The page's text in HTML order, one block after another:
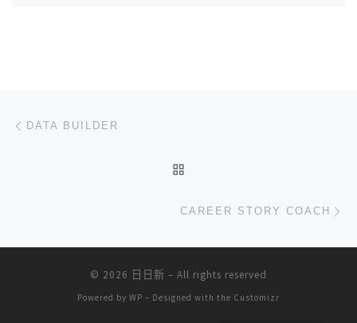
文章导航
DATA BUILDER
CAREER STORY COACH
© 2026 日日新 – All rights reserved
Powered by WP – Designed with the Customizr